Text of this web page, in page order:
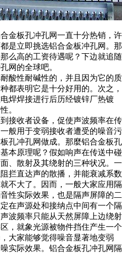
金板孔冲孔网一直十分热销，许
是立即挑选铝合金板冲孔网。那
么高的工资待遇呢？下边就追随
网的全球吧。
酸性耐碱性的，并且因为它的质
都表明它是十分好用的。次之，
焊焊接进行后历经镀锌厂热镀
。
接收者设备，促使声波频率在传
般用于变弱接收者遭受的噪音污
孔冲孔网做成。那麼铝合金板孔
本原理呢？假如响声在传送中碰
、散射及其绕射的三种状况。一
拦直达声的散播，并能衰减系数
不大了。因而，一般大家应用隔
性实际效果，也是隔声屏障的二
在声源处和接纳点中间有一个隔
波频率只能从天然屏障上边绕射
，就象光源被物件挡住产生一个
大家能够觉得噪音显著地变弱
实际效果。铝合金板孔冲孔网隔